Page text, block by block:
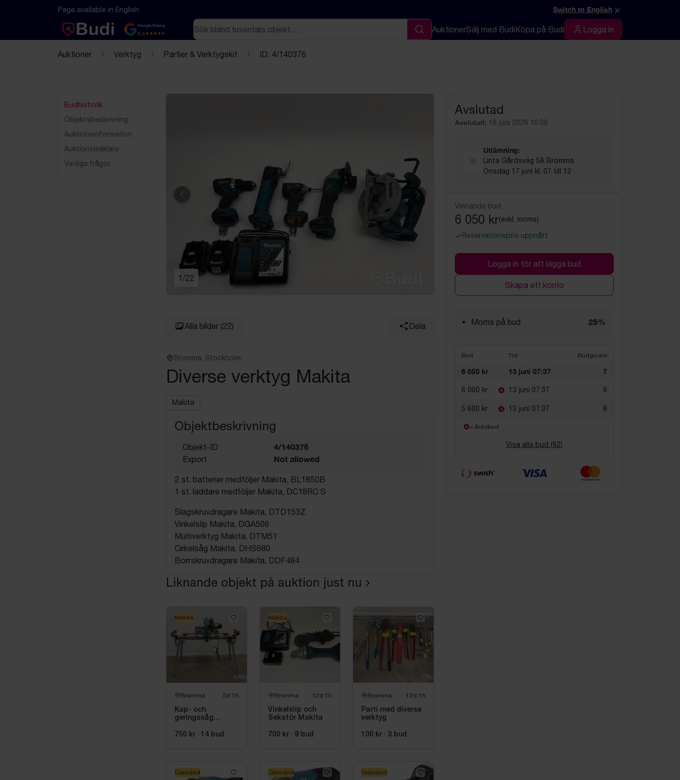
Hoppa till innehåll
Textbaserad (markdown) version av denna sida
Page available in English Switch to English ×
Google Rating
4.5
Sök
Sök
AuktionerSälj med BudiKöpa på Budi Logga in
Logga in
Auktioner Verktyg Partier & Verktygskit ID: 4/140376
Budhistorik
Objektsbeskrivning
Auktionsinformation
Auktionsmäklare
Vanliga frågor
Föregående Nästa
1 /22
Alla bilder (22) Dela
Bromma, Stockholm
Diverse verktyg Makita
Makita
Objektbeskrivning
Objekt-ID 4/140376
Export Not allowed
2 st. batterier medföljer Makita, BL1850B
1 st. laddare medföljer Makita, DC18RC S
Slagskruvdragare Makita, DTD153Z
Vinkelslip Makita, DGA506
Multiverktyg Makita, DTM51
Cirkelsåg Makita, DHS680
Borrskruvdragare Makita, DDF484
Liknande objekt på auktion just nu
Bromma 5d 1h
Kap- och
geringssåg
inkl. stativ med
750 kr · 14 bud
Makita
Bromma 12d 1h
Vinkelslip och
Sekatör Makita
700 kr · 9 bud
Makita
Bromma 12d 1h
Parti med diverse
verktyg
100 kr · 3 bud
Oanvänd Oanvänd Oanvänd
Avslutad
Avslutad: 16 juni 2026 10:06
Utlämning:
Linta Gårdsväg 5A Bromma
Onsdag 17 juni kl. 07 till 12
Vinnande bud
6 050 kr(exkl. moms)
Reservationspris uppnått
Logga in för att lägga bud
Skapa ett konto
Moms på bud 25%
Bud Tid Budgivare
6 050 kr 13 juni 07:37 7
6 000 kr 13 juni 07:37 8
5 600 kr 13 juni 07:37 8
= Autobud
Visa alla bud (62)